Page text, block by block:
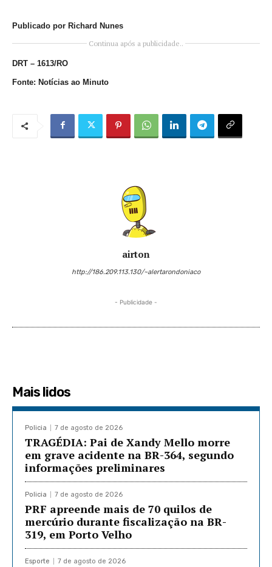
Publicado por Richard Nunes
Continua após a publicidade..
DRT – 1613/RO
Fonte: Notícias ao Minuto
airton
http://186.209.113.130/~alertarondoniaco
- Publicidade -
Mais lidos
Policia 7 de agosto de 2026
TRAGÉDIA: Pai de Xandy Mello morre
em grave acidente na BR-364, segundo
informações preliminares
Policia 7 de agosto de 2026
PRF apreende mais de 70 quilos de
mercúrio durante fiscalização na BR-
319, em Porto Velho
Esporte 7 de agosto de 2026